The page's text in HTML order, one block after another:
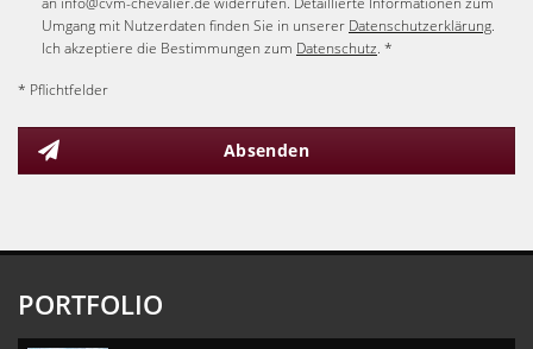
Umgang mit Nutzerdaten finden Sie in unserer Datenschutzerklärung.
Ich akzeptiere die Bestimmungen zum Datenschutz. *
* Pflichtfelder
Absenden
PORTFOLIO